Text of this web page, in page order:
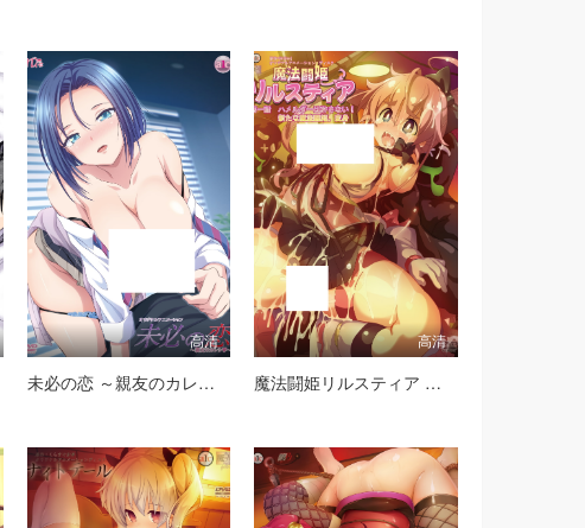
高清
未必の恋 ～親友のカレシ～
高清
魔法闘姫リルスティア 第一話